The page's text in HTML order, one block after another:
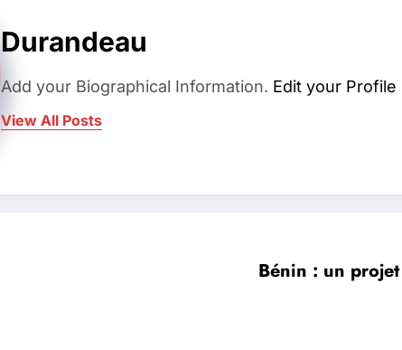
Durandeau
Add your Biographical Information. Edit your Profile
View All Posts
Bénin : un